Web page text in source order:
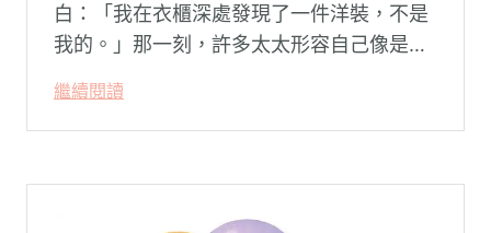
白：「我在衣櫃深處發現了一件洋裝，不是
我的。」那一刻，許多太太形容自己像是踩
陌生。
繼續閱讀